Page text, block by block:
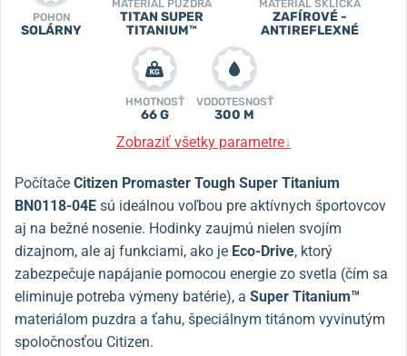
POHON
SOLÁRNY
MATERIÁL PUZDRA
TITAN SUPER
TITANIUM™
MATERIÁL SKLÍČKA
ZAFÍROVÉ -
ANTIREFLEXNÉ
HMOTNOSŤ
66 G
VODOTESNOSŤ
300 M
Zobraziť všetky parametre↓
Počítače Citizen Promaster Tough Super Titanium
BN0118-04E sú ideálnou voľbou pre aktívnych športovcov
aj na bežné nosenie. Hodinky zaujmú nielen svojím
dizajnom, ale aj funkciami, ako je Eco-Drive, ktorý
zabezpečuje napájanie pomocou energie zo svetla (čím sa
eliminuje potreba výmeny batérie), a Super Titanium™
materiálom puzdra a ťahu, špeciálnym titánom vyvinutým
spoločnosťou Citizen.